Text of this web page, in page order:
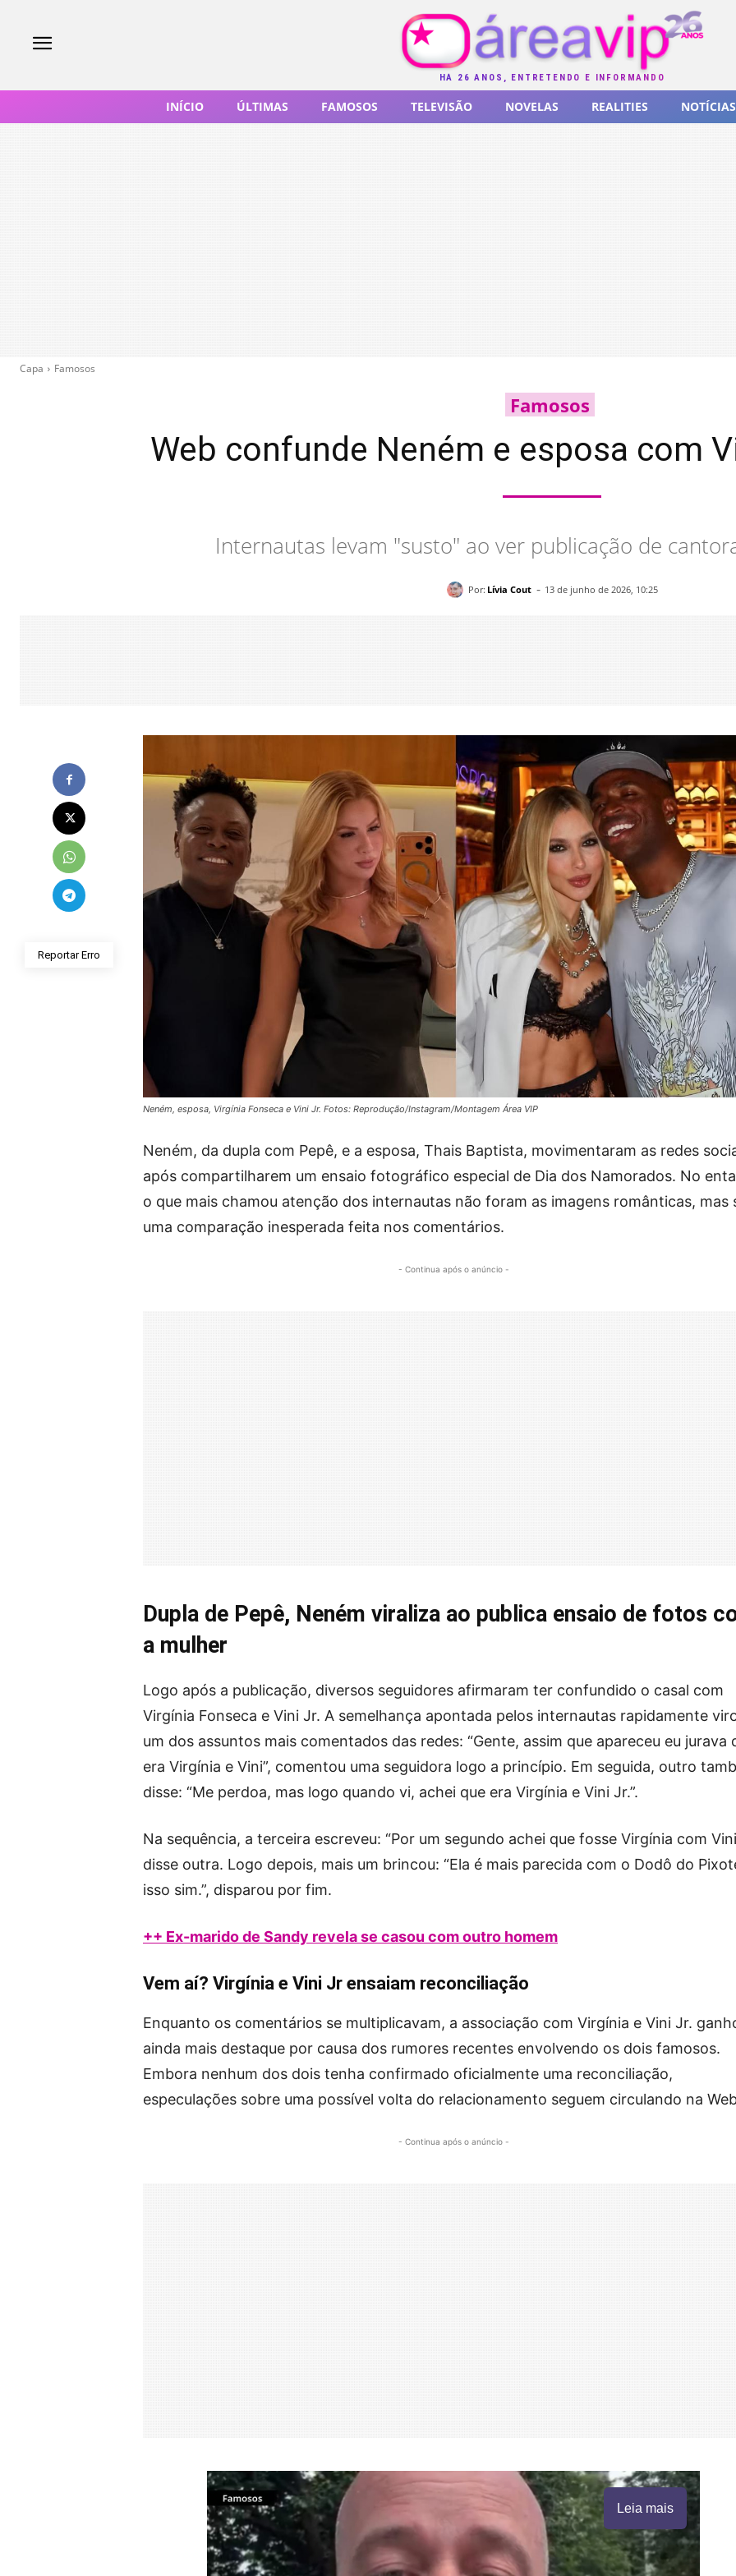
HÁ 26 ANOS, ENTRETENDO E INFORMANDO
INÍCIO ÚLTIMAS FAMOSOS TELEVISÃO NOVELAS REALITIES NOTÍCIAS
Capa Famosos
Famosos
Web confunde Neném e esposa com
Internautas levam "susto" ao ver publicação de
Por: Lívia Cout - 13 de junho de 2026, 10:25
Reportar Erro
Neném, esposa, Virgínia Fonseca e Vini Jr. Fotos: Reprodução/Instagram/Montagem Área VIP
Neném, da dupla com Pepê, e a esposa, Thais Baptista, movimentaram as redes
após compartilharem um ensaio fotográfico especial de Dia dos Namorados. No
o que mais chamou atenção dos internautas não foram as imagens românticas, mas
uma comparação inesperada feita nos comentários.
- Continua após o anúncio -
Dupla de Pepê, Neném viraliza ao publica ensaio de fotos
a mulher
Logo após a publicação, diversos seguidores afirmaram ter confundido o casal com
Virgínia Fonseca e Vini Jr. A semelhança apontada pelos internautas rapidamente
um dos assuntos mais comentados das redes: “Gente, assim que apareceu eu jurava
era Virgínia e Vini”, comentou uma seguidora logo a princípio. Em seguida, outro
disse: “Me perdoa, mas logo quando vi, achei que era Virgínia e Vini Jr.”.
Na sequência, a terceira escreveu: “Por um segundo achei que fosse Virgínia com
disse outra. Logo depois, mais um brincou: “Ela é mais parecida com o Dodô do
isso sim.”, disparou por fim.
++ Ex-marido de Sandy revela se casou com outro homem
Vem aí? Virgínia e Vini Jr ensaiam reconciliação
Enquanto os comentários se multiplicavam, a associação com Virgínia e Vini Jr.
ainda mais destaque por causa dos rumores recentes envolvendo os dois famosos.
Embora nenhum dos dois tenha confirmado oficialmente uma reconciliação,
especulações sobre uma possível volta do relacionamento seguem circulando na
- Continua após o anúncio -
Leia mais